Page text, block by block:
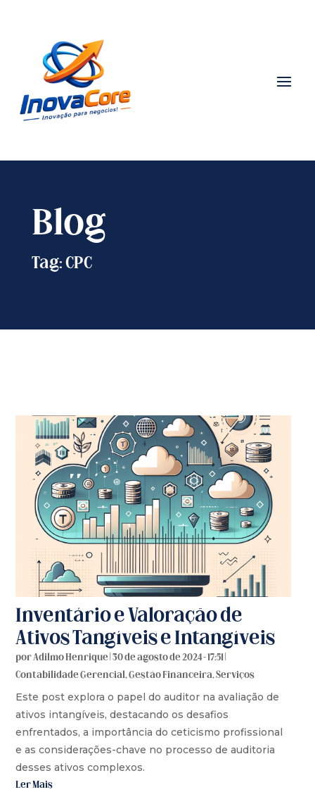
Blog
Tag: CPC
Inventário e Valoração de
Ativos Tangíveis e Intangíveis
porAdilmo Henrique|30 de agosto de 2024 - 17:51|
Contabilidade Gerencial,Gestão Financeira,Serviços
Este post explora o papel do auditor na avaliação de
ativos intangíveis, destacando os desafios
enfrentados, a importância do ceticismo profissional
e as considerações-chave no processo de auditoria
desses ativos complexos.
Ler Mais